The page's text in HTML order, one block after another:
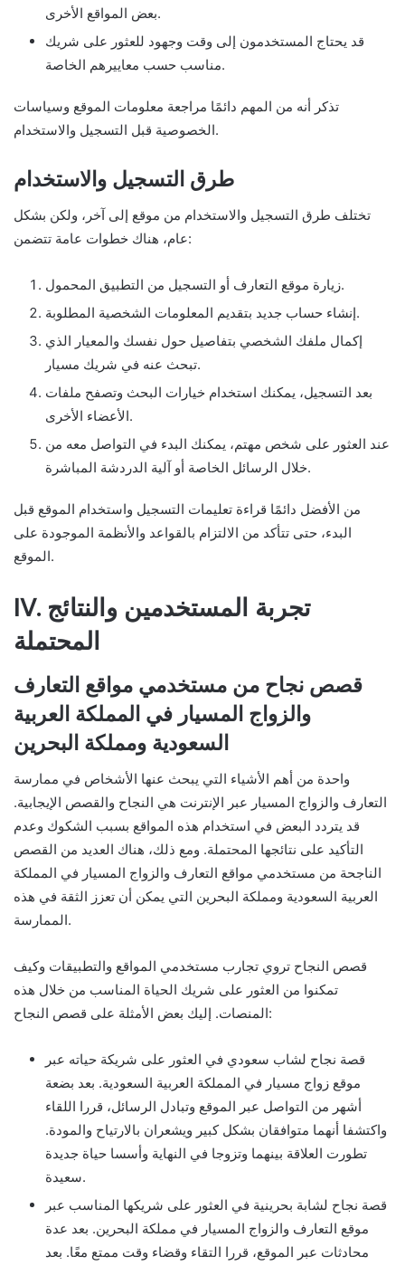
بعض المواقع الأخرى.
قد يحتاج المستخدمون إلى وقت وجهود للعثور على شريك
مناسب حسب معاييرهم الخاصة.
تذكر أنه من المهم دائمًا مراجعة معلومات الموقع وسياسات
الخصوصية قبل التسجيل والاستخدام.
طرق التسجيل والاستخدام
تختلف طرق التسجيل والاستخدام من موقع إلى آخر، ولكن بشكل
عام، هناك خطوات عامة تتضمن:
زيارة موقع التعارف أو التسجيل من التطبيق المحمول.
إنشاء حساب جديد بتقديم المعلومات الشخصية المطلوبة.
إكمال ملفك الشخصي بتفاصيل حول نفسك والمعيار الذي
تبحث عنه في شريك مسيار.
بعد التسجيل، يمكنك استخدام خيارات البحث وتصفح ملفات
الأعضاء الأخرى.
عند العثور على شخص مهتم، يمكنك البدء في التواصل معه من
خلال الرسائل الخاصة أو آلية الدردشة المباشرة.
من الأفضل دائمًا قراءة تعليمات التسجيل واستخدام الموقع قبل
البدء، حتى تتأكد من الالتزام بالقواعد والأنظمة الموجودة على
الموقع.
IV. تجربة المستخدمين والنتائج
المحتملة
قصص نجاح من مستخدمي مواقع التعارف
والزواج المسيار في المملكة العربية
السعودية ومملكة البحرين
واحدة من أهم الأشياء التي يبحث عنها الأشخاص في ممارسة
التعارف والزواج المسيار عبر الإنترنت هي النجاح والقصص الإيجابية.
قد يتردد البعض في استخدام هذه المواقع بسبب الشكوك وعدم
التأكيد على نتائجها المحتملة. ومع ذلك، هناك العديد من القصص
الناجحة من مستخدمي مواقع التعارف والزواج المسيار في المملكة
العربية السعودية ومملكة البحرين التي يمكن أن تعزز الثقة في هذه
الممارسة.
قصص النجاح تروي تجارب مستخدمي المواقع والتطبيقات وكيف
تمكنوا من العثور على شريك الحياة المناسب من خلال هذه
المنصات. إليك بعض الأمثلة على قصص النجاح:
قصة نجاح لشاب سعودي في العثور على شريكة حياته عبر
موقع زواج مسيار في المملكة العربية السعودية. بعد بضعة
أشهر من التواصل عبر الموقع وتبادل الرسائل، قررا اللقاء
واكتشفا أنهما متوافقان بشكل كبير ويشعران بالارتياح والمودة.
تطورت العلاقة بينهما وتزوجا في النهاية وأسسا حياة جديدة
سعيدة.
قصة نجاح لشابة بحرينية في العثور على شريكها المناسب عبر
موقع التعارف والزواج المسيار في مملكة البحرين. بعد عدة
محادثات عبر الموقع، قررا التقاء وقضاء وقت ممتع معًا. بعد